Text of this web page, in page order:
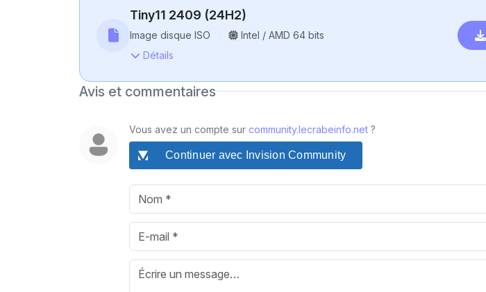
Tiny11 2409 (24H2)
Image disque ISO
Intel / AMD 64 bits
Détails
Avis et commentaires
Vous avez un compte sur community.lecrabeinfo.net ?
Continuer avec Invision Community